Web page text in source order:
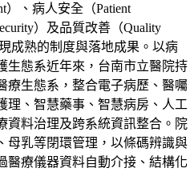
）、病人安全（Patient
）及品質改善（Quality
成熟的制度與落地成果。以病
態系近年來，台南市立醫院持
療生態系，整合電子病歷、醫囑
理、智慧藥事、智慧病房、人工
資料治理及跨系統資訊整合。院
母乳等閉環管理，以條碼辨識與
醫療儀器資料自動介接、結構化